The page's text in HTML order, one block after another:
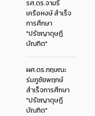
รศ.ดร.จามรี
เครือหงษ์ สำเร็จ
การศึกษา
"ปรัชญาดุษฎี
บัณฑิต"
ผศ.ดร.กฤษณะ
ร่มภูชัยพฤกษ์
สำเร็จการศึกษา
"ปรัชญาดุษฎี
บัณฑิต"